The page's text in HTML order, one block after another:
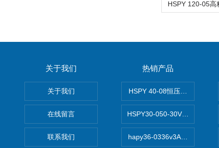
关于我们
关于我们
在线留言
联系我们
热销产品
HSPY 40-08恒压恒流恒功率
HSPY30-050-30V/-05A可调
hapy36-0336v3A高精度小型